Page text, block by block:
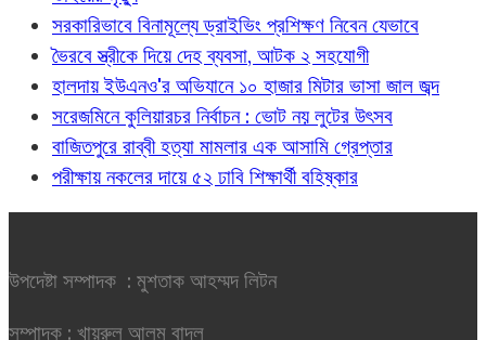
সরকারিভাবে বিনামূল্যে ড্রাইভিং প্রশিক্ষণ নিবেন যেভাবে
ভৈরবে স্ত্রীকে দিয়ে দেহ ব্যবসা, আটক ২ সহযোগী
হালদায় ইউএনও'র অভিযানে ১০ হাজার মিটার ভাসা জাল জব্দ
সরেজমিনে কুলিয়ারচর নির্বাচন : ভোট নয় লুটের উৎসব
বাজিতপুরে রাব্বী হত্যা মামলার এক আসামি গ্রেপ্তার
পরীক্ষায় নকলের দায়ে ৫২ ঢাবি শিক্ষার্থী বহিষ্কার
উপদেষ্টা সম্পাদক : মুশতাক আহম্মদ লিটন
সম্পাদক : খায়রুল আলম বাদল